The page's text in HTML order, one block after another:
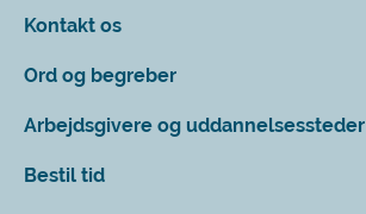
Kontakt os
Ord og begreber
Arbejdsgivere og uddannelsessteder
Bestil tid